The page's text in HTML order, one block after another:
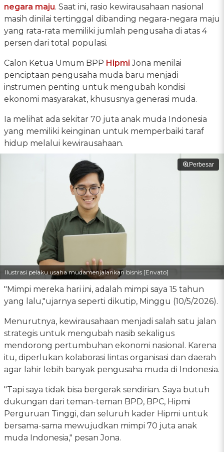
negara maju. Saat ini, rasio kewirausahaan nasional
masih dinilai tertinggal dibanding negara-negara maju
yang rata-rata memiliki jumlah pengusaha di atas 4
persen dari total populasi.
Calon Ketua Umum BPP Hipmi Jona menilai
penciptaan pengusaha muda baru menjadi
instrumen penting untuk mengubah kondisi
ekonomi masyarakat, khususnya generasi muda.
Ia melihat ada sekitar 70 juta anak muda Indonesia
yang memiliki keinginan untuk memperbaiki taraf
hidup melalui kewirausahaan.
Perbesar
Ilustrasi pelaku usaha mudamenjalankan bisnis [Envato]
"Mimpi mereka hari ini, adalah mimpi saya 15 tahun
yang lalu,"ujarnya seperti dikutip, Minggu (10/5/2026).
Menurutnya, kewirausahaan menjadi salah satu jalan
strategis untuk mengubah nasib sekaligus
mendorong pertumbuhan ekonomi nasional. Karena
itu, diperlukan kolaborasi lintas organisasi dan daerah
agar lahir lebih banyak pengusaha muda di Indonesia.
"Tapi saya tidak bisa bergerak sendirian. Saya butuh
dukungan dari teman-teman BPD, BPC, Hipmi
Perguruan Tinggi, dan seluruh kader Hipmi untuk
bersama-sama mewujudkan mimpi 70 juta anak
muda Indonesia," pesan Jona.